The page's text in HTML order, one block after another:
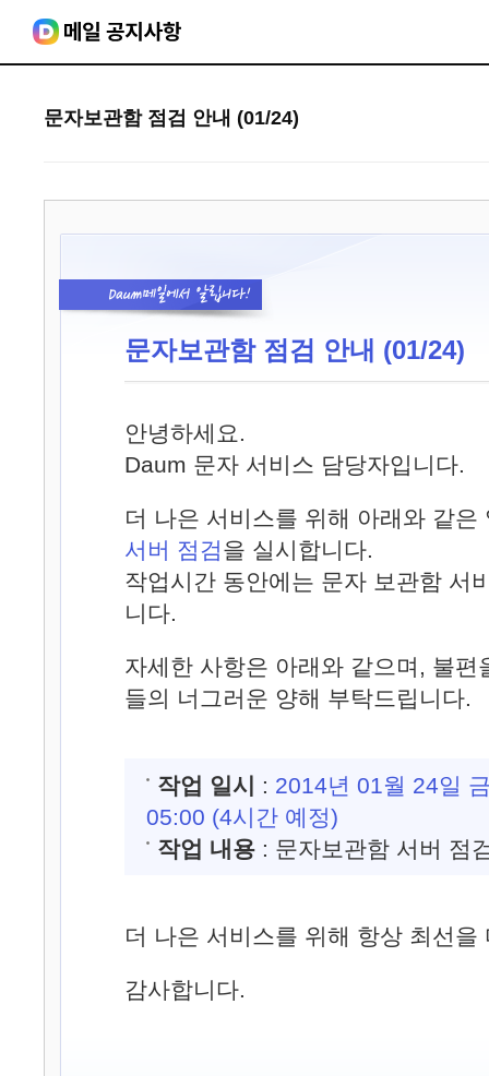
문자보관함 점검 안내 (01/24)
문자보관함 점검 안내 (01/24)
안녕하세요.
Daum 문자 서비스 담당자입니다.
더 나은 서비스를 위해 아래와 같
서버 점검을 실시합니다.
작업시간 동안에는 문자 보관함 서
니다.
자세한 사항은 아래와 같으며, 불편
들의 너그러운 양해 부탁드립니다.
작업 일시 : 2014년 01월 24일
05:00 (4시간 예정)
작업 내용: 문자보관함 서버 점
더 나은 서비스를 위해 항상 최선을
감사합니다.